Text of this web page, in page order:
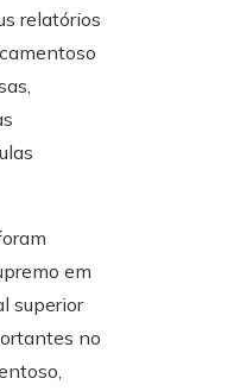
relatórios
em
superior
no